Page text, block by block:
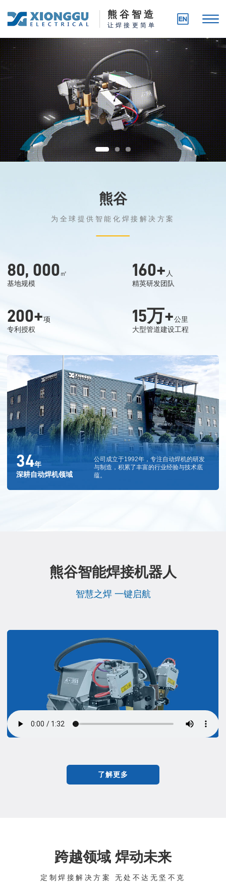
熊 谷 智 造
让焊接更简单
熊谷
为全球提供智能化焊接解决方案
80, 000㎡
基地规模
160+ 人
精英研发团队
200+项
专利授权
15万+公里
大型管道建设工程
34年
深耕自动焊机领域
公司成立于1992年，专注自动焊机的研发
与制造，积累了丰富的行业经验与技术底
蕴。
熊谷智能焊接机器人
智慧之焊 一键启航
了解更多
跨越领域 焊动未来
定制焊接解决方案 无处不达无坚不克